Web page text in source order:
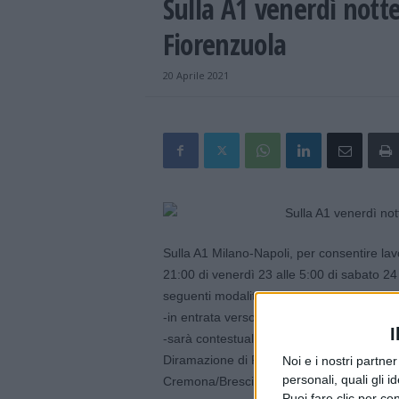
Noi e i nostri
personali, quali gli
Sulla A1 venerdì
Fiorenzuola
20 Aprile 2021
Sulla A1 Milano-Napoli, per consentire
21:00 di venerdì 23 alle 5:00 di sabato
seguenti modalità:
-in entrata verso Milano e Bologna e in
-sarà contestualmente chiuso, per chi
Diramazione di Fiorenzuola D21, in
Cremona/Brescia.